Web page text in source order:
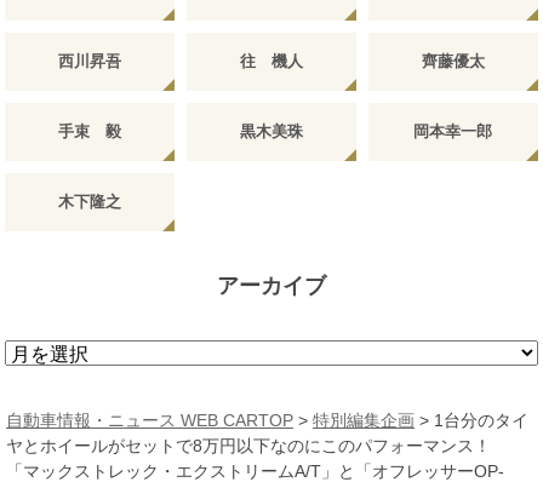
西川昇吾 往 機人 齊藤優太
手束 毅 黒木美珠 岡本幸一郎
木下隆之
アーカイブ
ア
カ
イ
ブ
自動車情報・ニュース WEB CARTOP > 特別編集企画 > 1台分のタイ
ヤとホイールがセットで8万円以下なのにこのパフォーマンス！
「マックストレック・エクストリームA/T」と「オフレッサーOP-